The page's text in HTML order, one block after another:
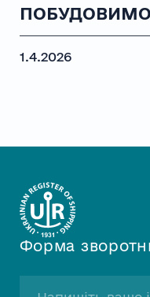
1.4.2026
Форма